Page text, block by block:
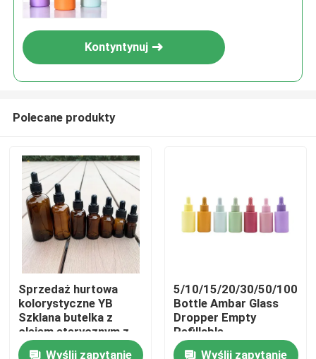
Kontyntynuj
Polecane produkty
Sprzedaż hurtowa
kolorystyczne YB
Szklana butelka z
olejem eterycznym z
plastikowym
Wyślij zapytanie
5/10/15/20/30/50/100ml
Bottle Ambar Glass
Dropper Empty
Refillable
Aromatherapy Serum
Wyślij zapytanie